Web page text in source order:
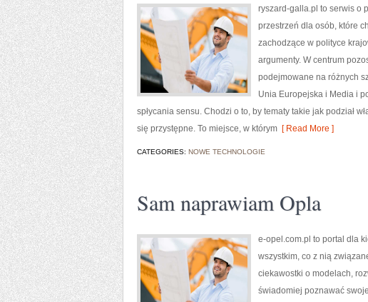
ryszard-galla.pl to serwis o
przestrzeń dla osób, które
zachodzące w polityce
argumenty. W centrum
podejmowane na różnych
Unia Europejska i Media i
spłycania sensu. Chodzi o to, by tematy takie jak podział
się przystępne. To miejsce, w którym [ Read More ]
CATEGORIES: NOWE TECHNOLOGIE
Sam naprawiam Opla
e-opel.com.pl to portal dla
wszystkim, co z nią
ciekawostki o modelach,
świadomiej poznawać